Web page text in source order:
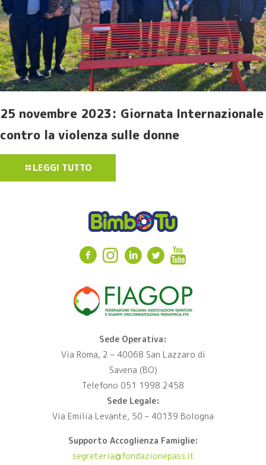
25 novembre 2023: Giornata Internazionale
contro la violenza sulle donne
LEGGI TUTTO
Sede Operativa:
Via Roma, 2 – 40068 San Lazzaro di
Savena (BO)
Telefono 051 1998 2458
Sede Legale:
Via Emilia Levante, 50 – 40139 Bologna
Supporto Accoglienza Famiglie:
segreteria@fondazionepass.it